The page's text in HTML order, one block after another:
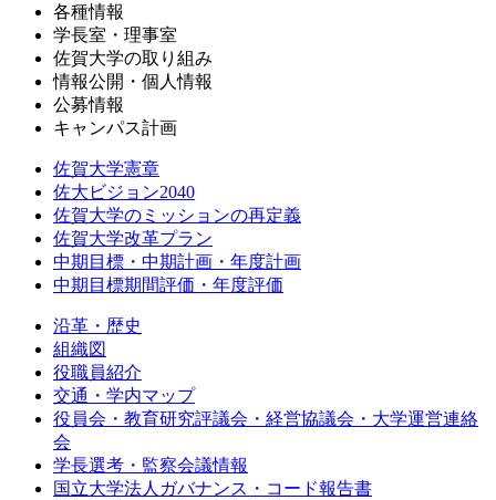
各種情報
学長室・理事室
佐賀大学の取り組み
情報公開・個人情報
公募情報
キャンパス計画
佐賀大学憲章
佐大ビジョン2040
佐賀大学のミッションの再定義
佐賀大学改革プラン
中期目標・中期計画・年度計画
中期目標期間評価・年度評価
沿革・歴史
組織図
役職員紹介
交通・学内マップ
役員会・教育研究評議会・経営協議会・大学運営連絡
会
学長選考・監察会議情報
国立大学法人ガバナンス・コード報告書